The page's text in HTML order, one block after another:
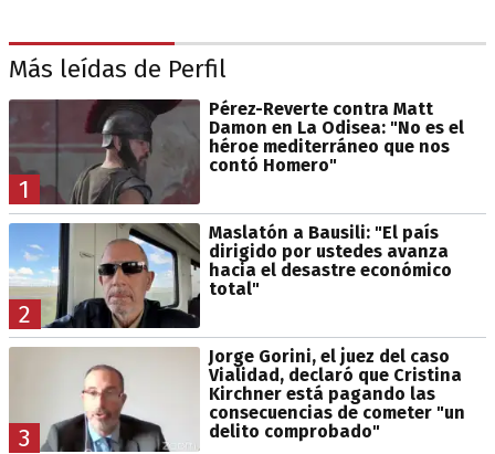
Más leídas de Perfil
1
Pérez-Reverte contra Matt
Damon en La Odisea: "No es el
héroe mediterráneo que nos
contó Homero"
2
Maslatón a Bausili: "El país
dirigido por ustedes avanza
hacia el desastre económico
total"
3
Jorge Gorini, el juez del caso
Vialidad, declaró que Cristina
Kirchner está pagando las
consecuencias de cometer "un
delito comprobado"